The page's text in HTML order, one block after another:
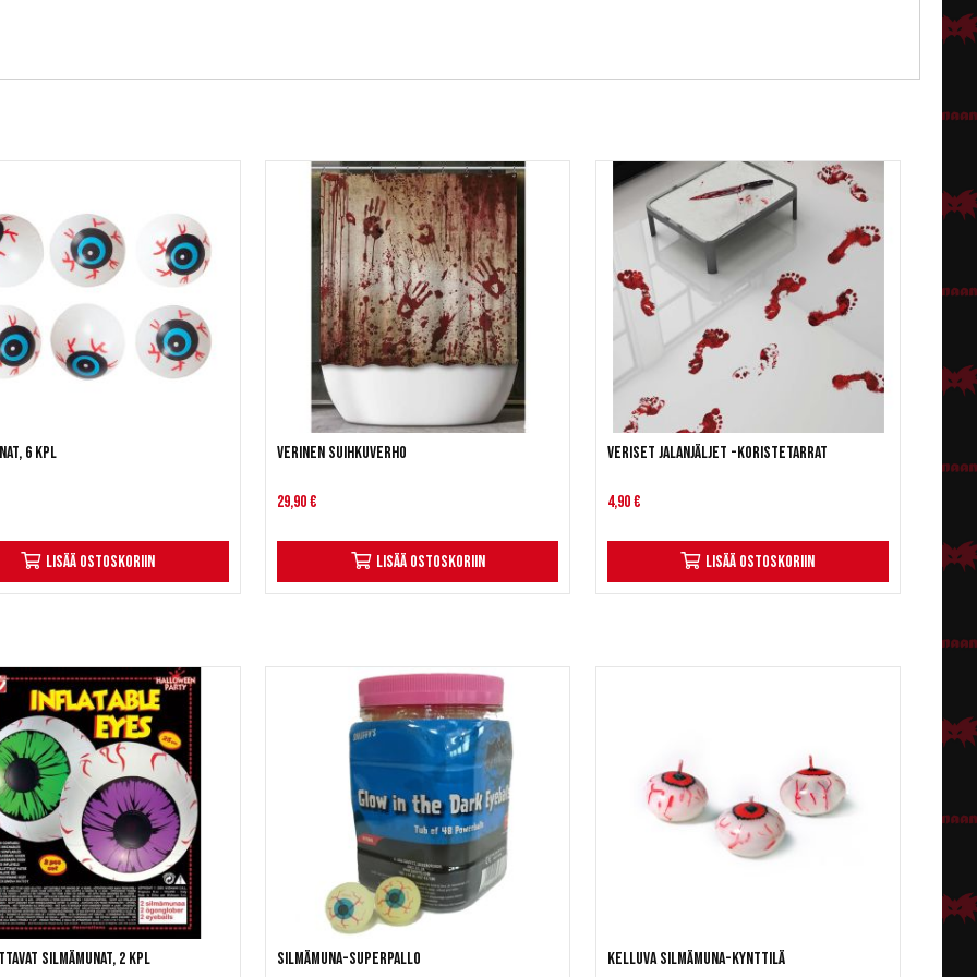
6 kpl
Lisää ostoskoriin
Verinen suihkuverho
29,90 €
Lisää ostoskoriin
Veriset jalanjäljet -koristetarrat
4,90 €
Lisää ostoskoriin
silmämunat, 2 kpl Silmämuna-superpallo Kelluva silmämuna-kynttilä